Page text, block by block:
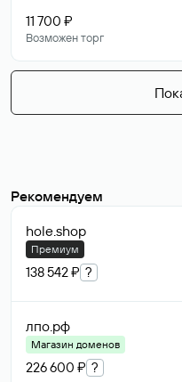
11 700 ₽
Возможен торг
Рекомендуем
hole.shop
Премиум
138 542 ₽ ?
лпо.рф
Магазин доменов
226 600 ₽ ?